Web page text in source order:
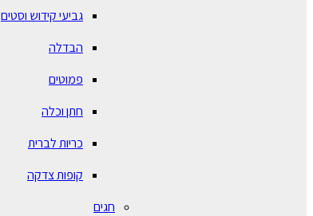
גביעי קידוש וסטים
הבדלה
פמוטים
חתן וכלה
כריות לברית
קופות צדקה
חגים